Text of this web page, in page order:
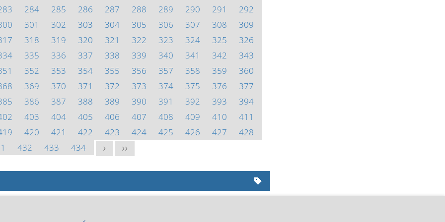
284 285 286 287 288 289 290 291
292
301 302 303 304 305 306 307 308
309
318 319 320 321 322 323 324 325
326
335 336 337 338 339 340 341 342
343
352 353 354 355 356 357 358 359
360
369 370 371 372 373 374 375 376
377
386 387 388 389 390 391 392 393
394
403 404 405 406 407 408 409 410
411
420 421 422 423 424 425 426 427
428
432 433 434 > >>